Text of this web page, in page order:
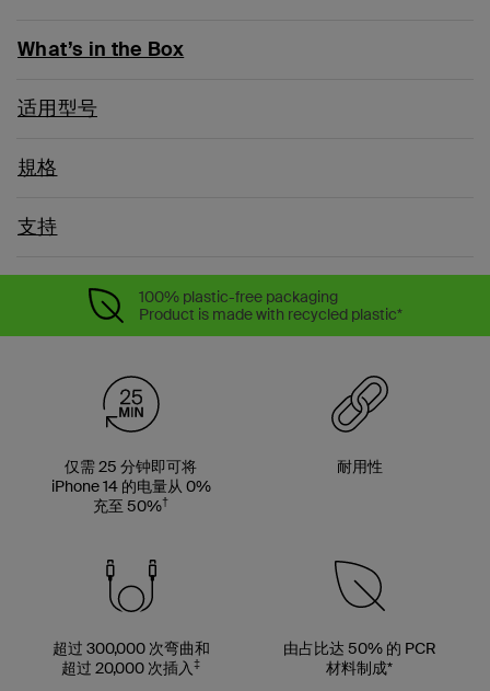
What’s in the Box
适用型号
規格
支持
100% plastic-free packaging
Product is made with recycled plastic*
仅需 25 分钟即可将
iPhone 14 的电量从 0%
充至 50%†
耐用性
超过 300,000 次弯曲和
超过 20,000 次插入‡
由占比达 50% 的 PCR
材料制成*